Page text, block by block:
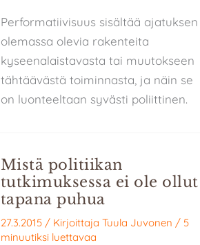
Performatiivisuus sisältää ajatuksen
olemassa olevia rakenteita
kyseenalaistavasta tai muutokseen
tähtäävästä toiminnasta, ja näin se
on luonteeltaan syvästi poliittinen.
Mistä politiikan
tutkimuksessa ei ole ollut
tapana puhua
27.3.2015 / Kirjoittaja Tuula Juvonen / 5
minuutiksi luettavaa